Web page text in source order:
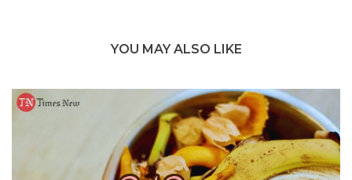
YOU MAY ALSO LIKE